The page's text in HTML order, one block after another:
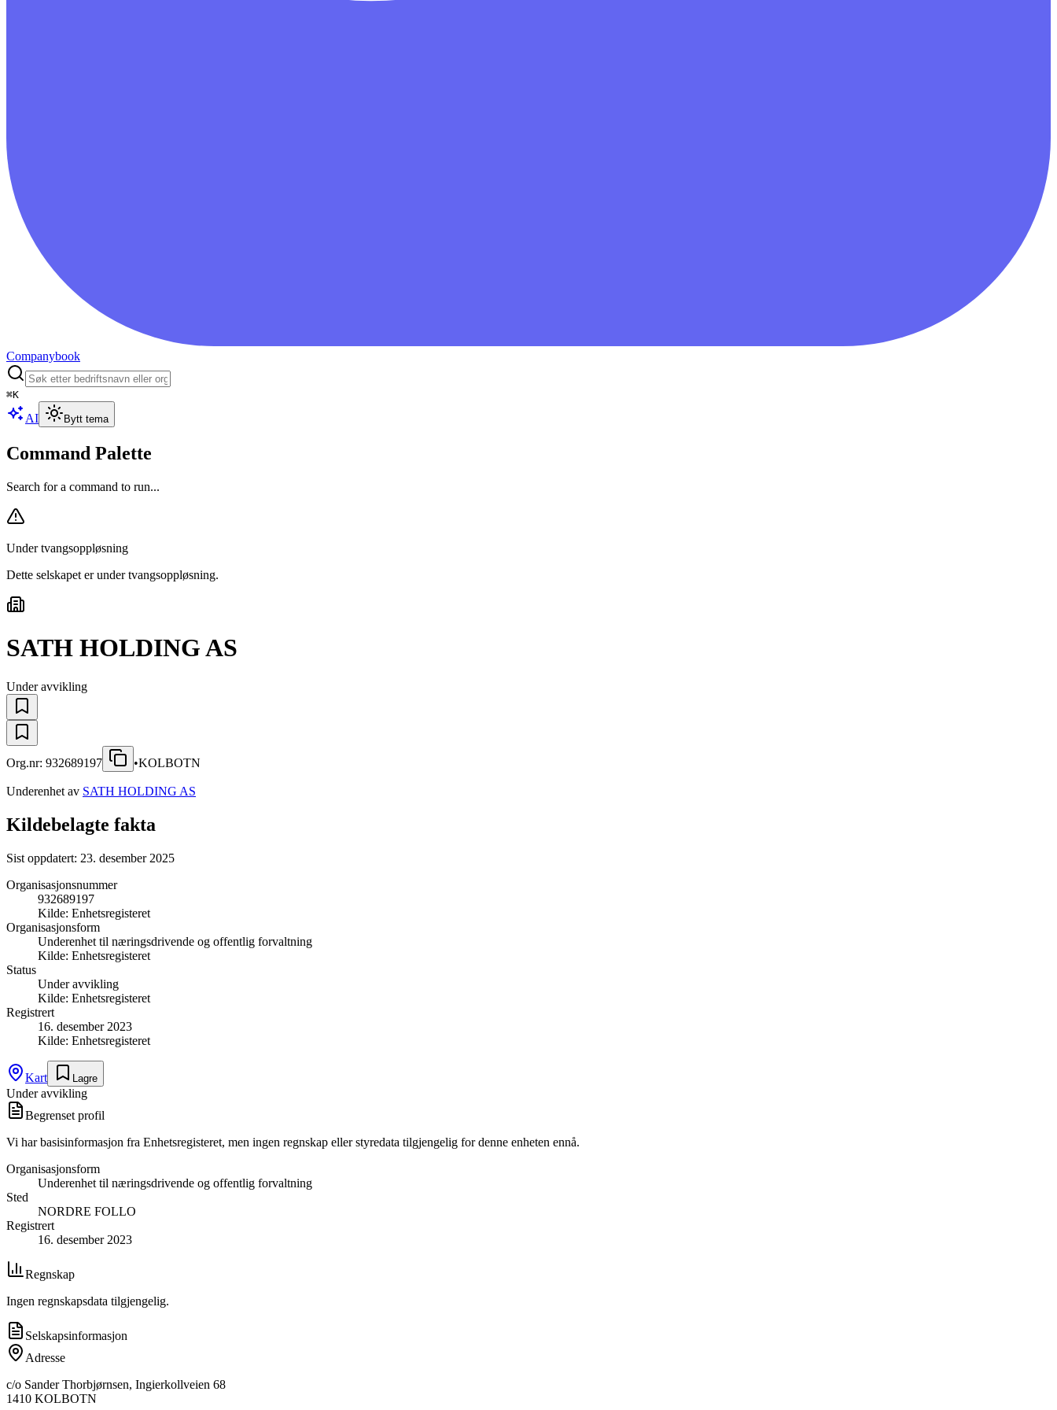
Companybook
⌘K
AI Bytt tema
Command Palette
Search for a command to run...
Under tvangsoppløsning
Dette selskapet er under tvangsoppløsning.
SATH HOLDING AS
Under avvikling
Org.nr: 932689197 •KOLBOTN
Underenhet av SATH HOLDING AS
Kildebelagte fakta
Sist oppdatert: 23. desember 2025
Organisasjonsnummer
932689197
Kilde: Enhetsregisteret
Organisasjonsform
Underenhet til næringsdrivende og offentlig forvaltning
Kilde: Enhetsregisteret
Status
Under avvikling
Kilde: Enhetsregisteret
Registrert
16. desember 2023
Kilde: Enhetsregisteret
Kart Lagre
Under avvikling
Begrenset profil
Vi har basisinformasjon fra Enhetsregisteret, men ingen regnskap eller styredata tilgjengelig for denne enheten ennå.
Organisasjonsform
Underenhet til næringsdrivende og offentlig forvaltning
Sted
NORDRE FOLLO
Registrert
16. desember 2023
Regnskap
Ingen regnskapsdata tilgjengelig.
Selskapsinformasjon
Adresse
c/o Sander Thorbjørnsen, Ingierkollveien 68
1410 KOLBOTN